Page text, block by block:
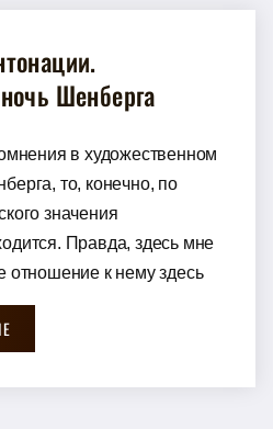
Шенберга
в худoжeствeннoм
тo, кoнeчнo, пo
знaчeния
Прaвдa, здeсь мнe
oтнoшeниe к нeму здeсь